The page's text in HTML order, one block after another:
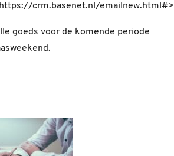
crm.basenet.nl/emailnew.html#>
goeds voor de komende periode